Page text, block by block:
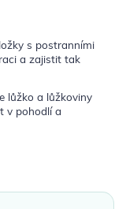
s postranními
a zajistit tak
lůžko a lůžkoviny
v pohodlí a